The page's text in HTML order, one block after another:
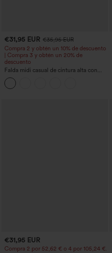
€31,95 EUR €35,95 EUR
Compra 2 y obtén un 10% de descuento
| Compra 3 y obtén un 20% de
descuento
Falda midi casual de cintura alta con
control abdominal, fruncida, bajo curvo,
2 en 1 en forro polar y PU
€31,95 EUR
Compra 2 por 52,62 € o 4 por 105,24 €.